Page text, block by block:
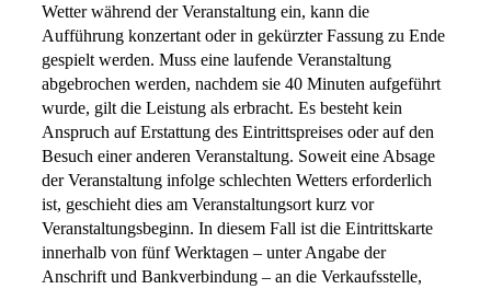
Wetter während der Veranstaltung ein, kann die
Aufführung konzertant oder in gekürzter Fassung zu Ende
gespielt werden. Muss eine laufende Veranstaltung
abgebrochen werden, nachdem sie 40 Minuten aufgeführt
wurde, gilt die Leistung als erbracht. Es besteht kein
Anspruch auf Erstattung des Eintrittspreises oder auf den
Besuch einer anderen Veranstaltung. Soweit eine Absage
der Veranstaltung infolge schlechten Wetters erforderlich
ist, geschieht dies am Veranstaltungsort kurz vor
Veranstaltungsbeginn. In diesem Fall ist die Eintrittskarte
innerhalb von fünf Werktagen – unter Angabe der
Anschrift und Bankverbindung – an die Verkaufsstelle,